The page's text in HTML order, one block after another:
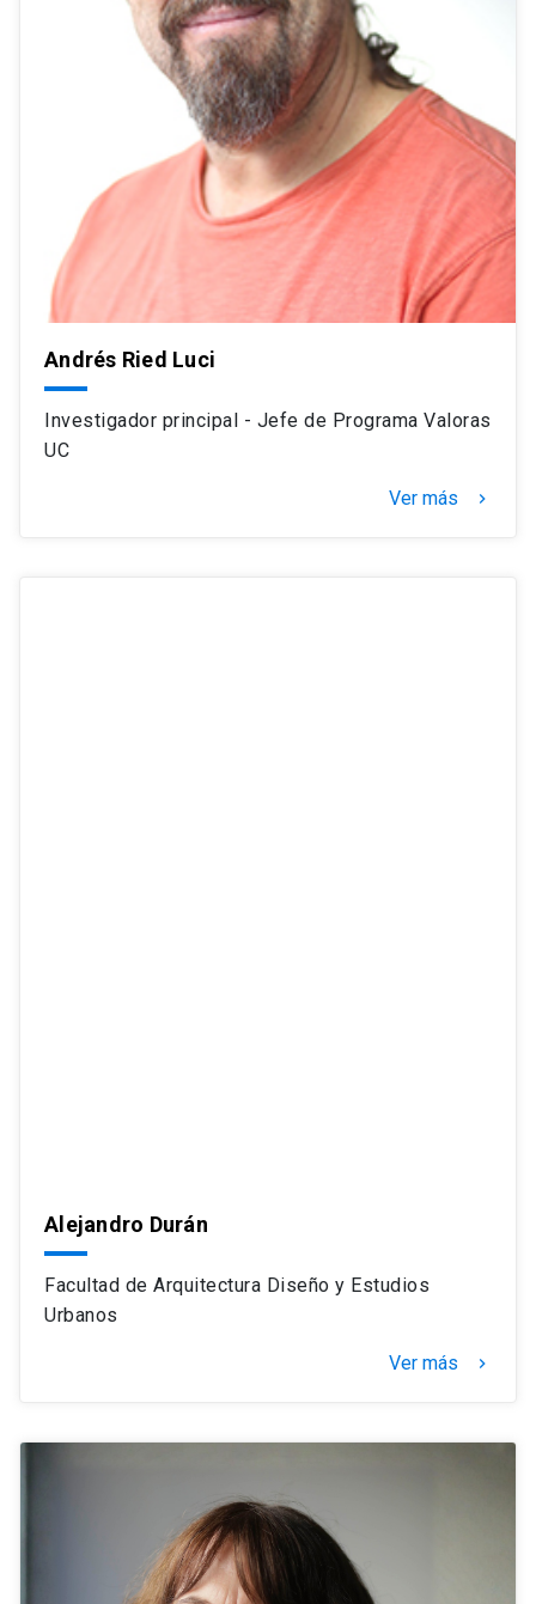
Andrés Ried Luci
Investigador principal - Jefe de Programa Valoras
UC
Ver más navigate_next
Alejandro Durán
Facultad de Arquitectura Diseño y Estudios
Urbanos
Ver más navigate_next